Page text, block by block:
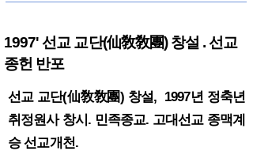
1997' 선교 교단(仙敎敎團) 창설 . 선교
종헌 반포
선교 교단(仙敎敎團) 창설, 1997년 정축년
취정원사 창시. 민족종교. 고대선교 종맥계
승 선교개천.